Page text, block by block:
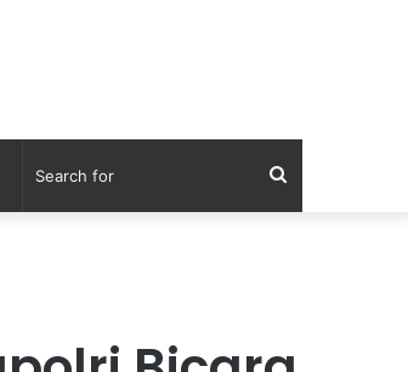
Search
Switch